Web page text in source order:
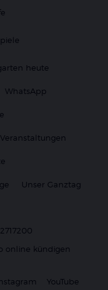
heute
WhatsApp
Unser Ganztag
online kündigen
YouTube